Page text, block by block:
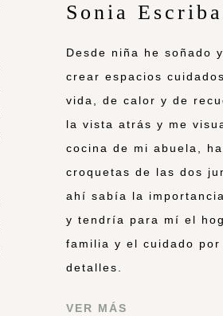
Sonia
Desde niña he soñado
crear espacios
vida, de calor y de
la vista atrás y me
cocina de mi abuela,
croquetas de las dos
ahí sabía la
y tendría para mí el
familia y el cuidado por
detalles.
VER MÁS